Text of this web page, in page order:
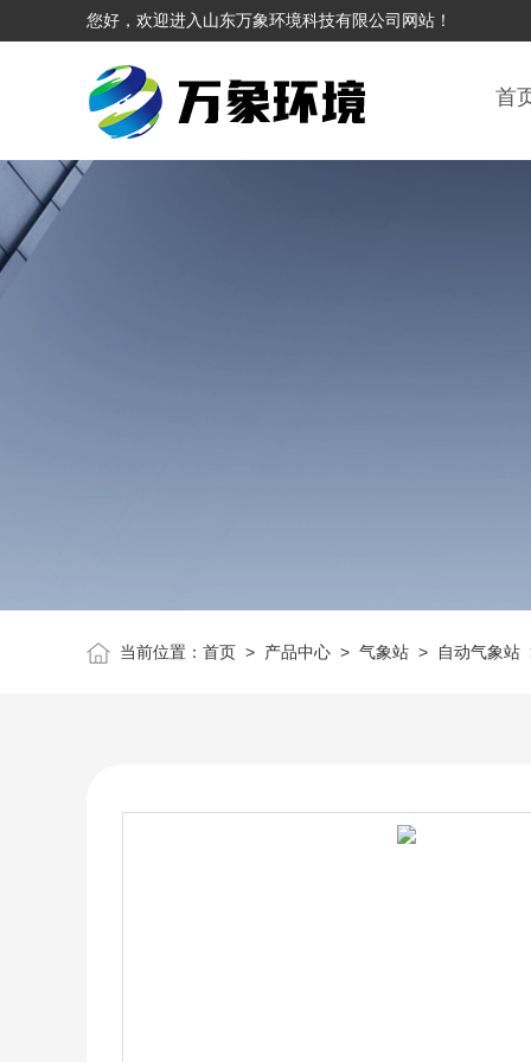
您好，欢迎进入山东万象环境科技有限公司网站！
首
当前位置： 首页> 产品中心> 气象站> 自动气象站